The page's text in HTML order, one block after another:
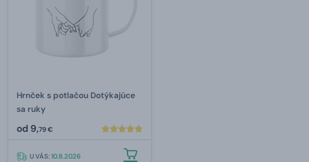
Hrnček s potlačou Dotýkajúce
sa ruky
od 9,79 €
U VÁS:10.8.2026